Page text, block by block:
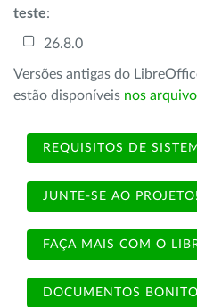
teste:
26.8.0
Versões antigas do
estão disponíveis nos
REQUISITOS DE
JUNTE-SE AO PROJETO!
FAÇA MAIS COM O
DOCUMENTOS